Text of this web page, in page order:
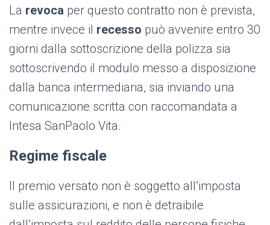
La revoca per questo contratto non è prevista,
mentre invece il recesso può avvenire entro 30
giorni dalla sottoscrizione della polizza sia
sottoscrivendo il modulo messo a disposizione
dalla banca intermediaria, sia inviando una
comunicazione scritta con raccomandata a
Intesa SanPaolo Vita.
Regime fiscale
Il premio versato non è soggetto all’imposta
sulle assicurazioni, e non è detraibile